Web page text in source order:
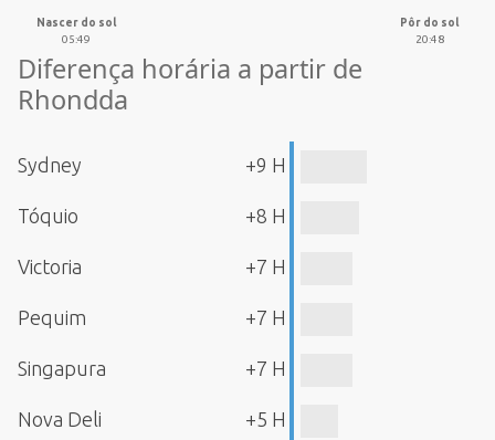
Nascer do sol
05:49
Pôr do sol
20:48
Diferença horária a partir de
Rhondda
Sydney +9 H
Tóquio +8 H
Victoria +7 H
Pequim +7 H
Singapura +7 H
Nova Deli +5 H